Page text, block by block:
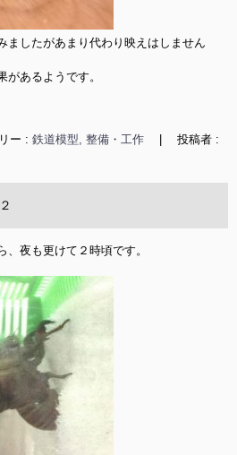
ましたがあまり代わり映えはしません
あるようです。
ー : 鉄道模型, 整備・工作
投稿者 :
夜も更けて２時頃です。